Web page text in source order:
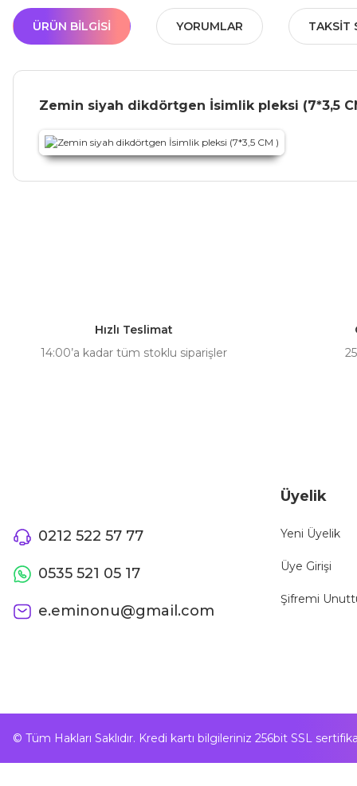
ÜRÜN BILGISI YORUMLAR TAKSIT
Zemin siyah dikdörtgen İsimlik pleksi (7*3,5
Ürün fiyatı diğer sitelerden daha pahalı.
Hızlı Teslimat
14:00’a kadar tüm stoklu siparişler
0212 522 57 77
0535 521 05 17
e.eminonu@gmail.com
Üyelik
Yeni Üyelik
Üye Girişi
Şifremi
© Tüm Hakları Saklıdır. Kredi kartı bilgileriniz 256bit SSL